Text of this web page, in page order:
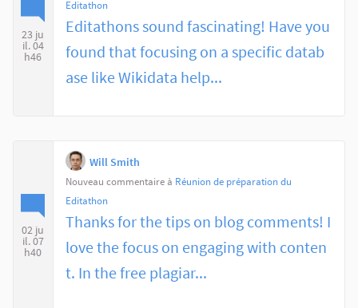
23 ju
il. 04
h46
Editathon
Editathons sound fascinating! Have you
found that focusing on a specific datab
ase like Wikidata help...
02 ju
il. 07
h40
Will Smith
Nouveau commentaire à Réunion de préparation du
Editathon
Thanks for the tips on blog comments! I
love the focus on engaging with conten
t. In the free plagiar...